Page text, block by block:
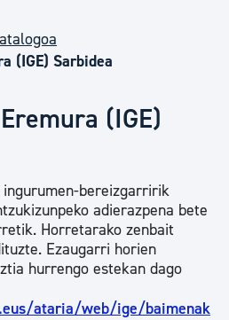
(IGE) Sarbidea
(IGE)
bereizgarririk
adierazpena bete
Horretarako zenbait
Ezaugarri horien
hurrengo estekan dago
ataria/web/ige/baimenak